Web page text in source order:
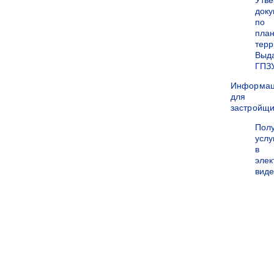
по
для
в
виде